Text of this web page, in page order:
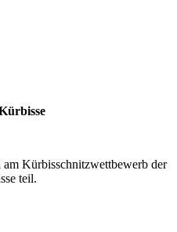
am Kürbisschnitzwettbewerb der
teil.